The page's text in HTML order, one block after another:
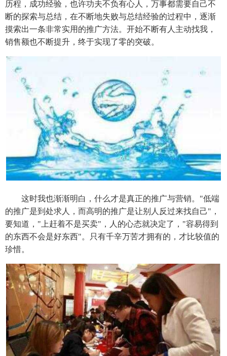
历程，成功经验，也许功夫不负有心人，万事都需要自己不
断的探索与总结，在不断地失败与总结经验的过程中，逐渐
摸索出一条非常实用的推广方法。开始不断有人主动找我，
销售额也不断提升，终于实现了零的突破。
这时我也渐渐明白，什么才是真正的推广与营销。"低端
的推广是到处求人，而高明的推广是让别人反过来找自己"，
要知道，"上赶着不是买卖"，人的心态就决定了，"容易得到
的东西不会是好东西"。只有千辛万苦才拥有的，才比较值的
珍惜。